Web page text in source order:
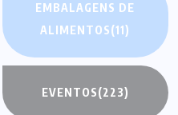
EMBALAGENS DE
ALIMENTOS(11)
EVENTOS(223)